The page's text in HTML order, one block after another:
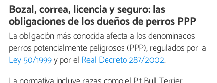
Bozal, correa, licencia y seguro: las
obligaciones de los dueños de perros PPP
La obligación más conocida afecta a los denominados
perros potencialmente peligrosos (PPP), regulados por la
Ley 50/1999y por el Real Decreto 287/2002.